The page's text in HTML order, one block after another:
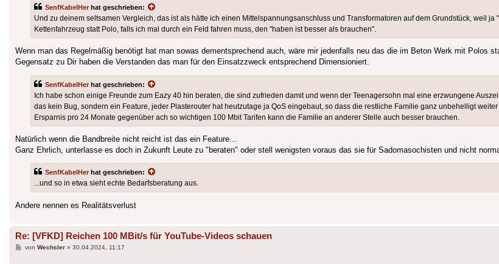
SenfKabelHer hat geschrieben:
Und zu deinem seltsamen Vergleich, das ist als hätte ich einen Mittelspannungsanschluss und Transformatoren auf dem Grundstück, weil ja
Kettenfahrzeug statt Polo, falls ich mal durch ein Feld fahren muss, den "haben ist besser als brauchen".
Wenn man das Regelmäßig benötigt hat man sowas dementsprechend auch, wäre mir jedenfalls neu das die im Beton Werk mit Polos
Gegensatz zu Dir haben die Verstanden das man für den Einsatzzweck entsprechend Dimensioniert.
SenfKabelHer hat geschrieben:
Ich habe schon einige Freunde zum Eazy 40 hin beraten, die sind zufrieden damit und wenn der Teenagersohn mal eine erzwungene
das kein Bug, sondern ein Feature, jeder Plasterouter hat heutzutage ja QoS eingebaut, so dass die restliche Familie ganz unbehelligt
Ersparnis pro 24 Monate gegenüber ach so wichtigen 100 Mbit Tarifen kann die Familie an anderer Stelle auch besser brauchen.
Natürlich wenn die Bandbreite nicht reicht ist das ein Feature...
Ganz Ehrlich, unterlasse es doch in Zukunft Leute zu "beraten" oder stell wenigsten voraus das sie für Sadomasochisten und nicht
SenfKabelHer hat geschrieben:
...und so in etwa sieht echte Bedarfsberatung aus.
Andere nennen es Realitätsverlust
Re: [VFKD] Reichen 100 MBit/s für YouTube-Videos schauen
Beitrag
von Wechsler» 30.04.2024, 11:17